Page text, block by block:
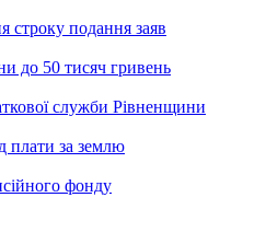
строку подання заяв
до 50 тисяч гривень
служби Рівненщини
плати за землю
фонду